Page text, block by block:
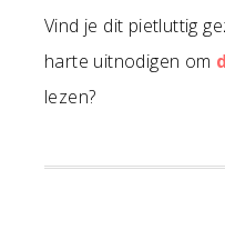
Vind je dit pietluttig
harte uitnodigen om
lezen?